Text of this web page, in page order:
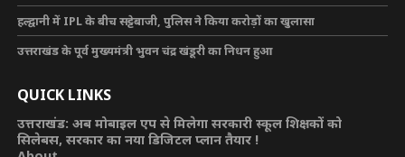
हल्द्वानी में IPL के बीच सट्टेबाजी, पुलिस ने किया करोड़ों का खुलासा
उत्तराखंड के पूर्व मुख्यमंत्री भुवन चंद्र खंडूरी का निधन हुआ
QUICK LINKS
उत्तराखंड: अब मोबाइल एप से मिलेगा सरकारी स्कूल शिक्षकों को
सिलेबस, सरकार का नया डिजिटल प्लान तैयार !